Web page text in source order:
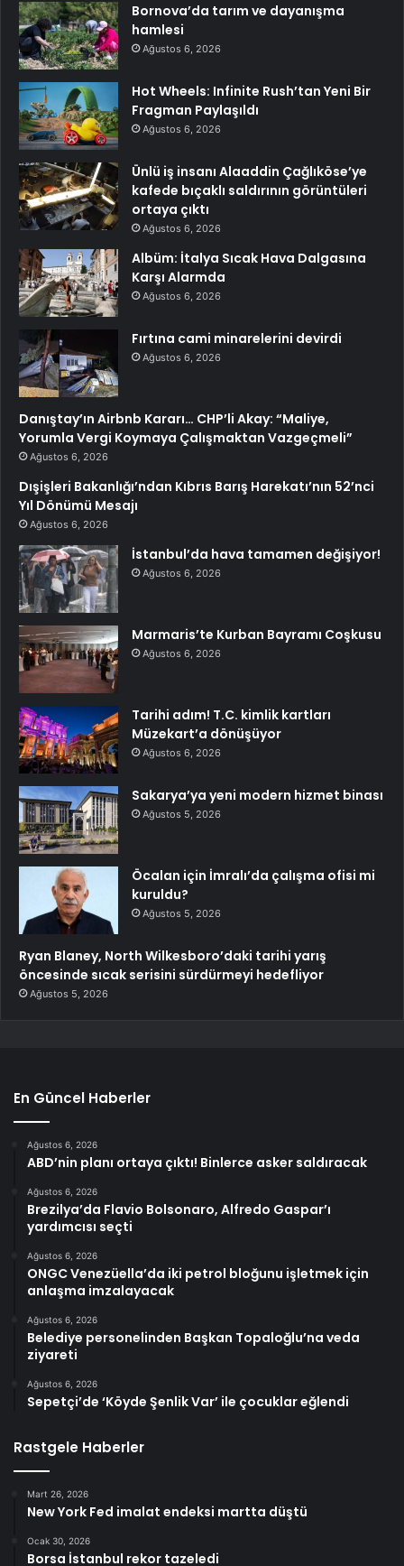
Bornova’da tarım ve dayanışma
hamlesi
Ağustos 6, 2026
Hot Wheels: Infinite Rush’tan Yeni Bir
Fragman Paylaşıldı
Ağustos 6, 2026
Ünlü iş insanı Alaaddin Çağlıköse’ye
kafede bıçaklı saldırının görüntüleri
ortaya çıktı
Ağustos 6, 2026
Albüm: İtalya Sıcak Hava Dalgasına
Karşı Alarmda
Ağustos 6, 2026
Fırtına cami minarelerini devirdi
Ağustos 6, 2026
Danıştay’ın Airbnb Kararı… CHP’li Akay: “Maliye,
Yorumla Vergi Koymaya Çalışmaktan Vazgeçmeli”
Ağustos 6, 2026
Dışişleri Bakanlığı’ndan Kıbrıs Barış Harekatı’nın 52’nci
Yıl Dönümü Mesajı
Ağustos 6, 2026
İstanbul’da hava tamamen değişiyor!
Ağustos 6, 2026
Marmaris’te Kurban Bayramı Coşkusu
Ağustos 6, 2026
Tarihi adım! T.C. kimlik kartları
Müzekart’a dönüşüyor
Ağustos 6, 2026
Sakarya’ya yeni modern hizmet binası
Ağustos 5, 2026
Öcalan için İmralı’da çalışma ofisi mi
kuruldu?
Ağustos 5, 2026
Ryan Blaney, North Wilkesboro’daki tarihi yarış
öncesinde sıcak serisini sürdürmeyi hedefliyor
Ağustos 5, 2026
En Güncel Haberler
Ağustos 6, 2026
ABD’nin planı ortaya çıktı! Binlerce asker saldıracak
Ağustos 6, 2026
Brezilya’da Flavio Bolsonaro, Alfredo Gaspar’ı
yardımcısı seçti
Ağustos 6, 2026
ONGC Venezüella’da iki petrol bloğunu işletmek için
anlaşma imzalayacak
Ağustos 6, 2026
Belediye personelinden Başkan Topaloğlu’na veda
ziyareti
Ağustos 6, 2026
Sepetçi’de ‘Köyde Şenlik Var’ ile çocuklar eğlendi
Rastgele Haberler
Mart 26, 2026
New York Fed imalat endeksi martta düştü
Ocak 30, 2026
Borsa İstanbul rekor tazeledi